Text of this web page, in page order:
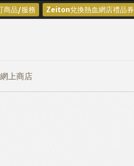
商品/服務 Zeiton兌換熱血網店禮品券
網上商店